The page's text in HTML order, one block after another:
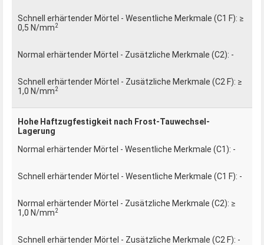
≥
0,5 N/mm2
-
≥
1,0 N/mm2
Hohe Haftzugfestigkeit nach Frost-Tauwechsel-
Lagerung
-
-
≥
1,0 N/mm2
-